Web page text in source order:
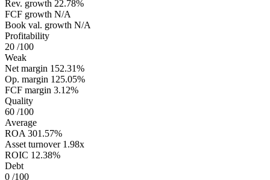
Rev. growth 22.78%
FCF growth N/A
Book val. growth N/A
Profitability
20 /100
Weak
Net margin 152.31%
Op. margin 125.05%
FCF margin 3.12%
Quality
60 /100
Average
ROA 301.57%
Asset turnover 1.98x
ROIC 12.38%
Debt
0 /100